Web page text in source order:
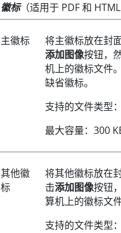
徽标（适用于 PDF 和 HTML
主徽标
将主徽标放在封
添加图像按钮，
机上的徽标文件
缺省徽标。
支持的文件类型：
最大容量：300
其他徽
标
将其他徽标放在
击添加图像按钮
算机上的徽标文件
支持的文件类型：